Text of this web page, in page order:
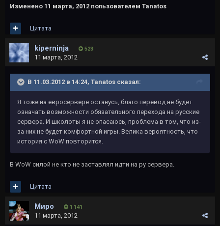
Изменено 11 марта, 2012 пользователем Tanatos
Цитата
kiperninja 523
11 марта, 2012
В 11.03.2012 в 14:24, Tanatos сказал:
Я тоже на евросервере останусь, благо перевод не будет
означать возможности обязательного перехода на русские
сервера. И школоты я не опасаюсь, проблема в том, что из-
за них не будет комфортной игры. Велика вероятность, что
история с WoW повторится.
В WoW силой не кто не заставлял идти на ру сервера.
Цитата
Миро 1 141
11 марта, 2012